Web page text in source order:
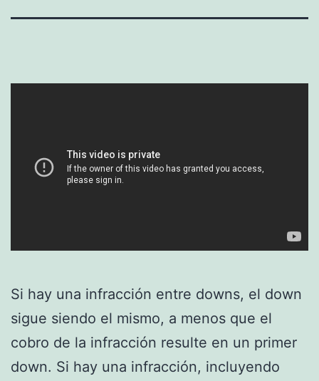
Si hay una infracción entre downs, el down
sigue siendo el mismo, a menos que el
cobro de la infracción resulte en un primer
down. Si hay una infracción, incluyendo